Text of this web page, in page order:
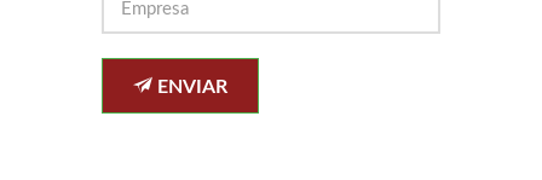
ENVIAR